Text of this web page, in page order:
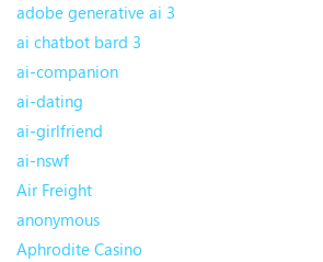
adobe generative ai 3
ai chatbot bard 3
ai-companion
ai-dating
ai-girlfriend
ai-nswf
Air Freight
anonymous
Aphrodite Casino